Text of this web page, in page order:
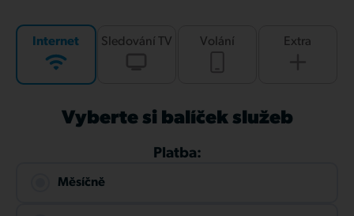
Internet Sledování TV Volání Extra
Vyberte si balíček služeb
Platba:
Měsíčně